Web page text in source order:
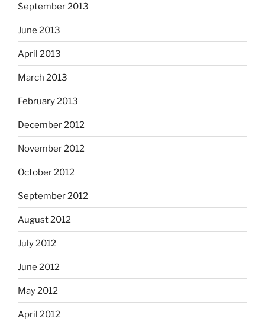
September 2013
June 2013
April 2013
March 2013
February 2013
December 2012
November 2012
October 2012
September 2012
August 2012
July 2012
June 2012
May 2012
April 2012